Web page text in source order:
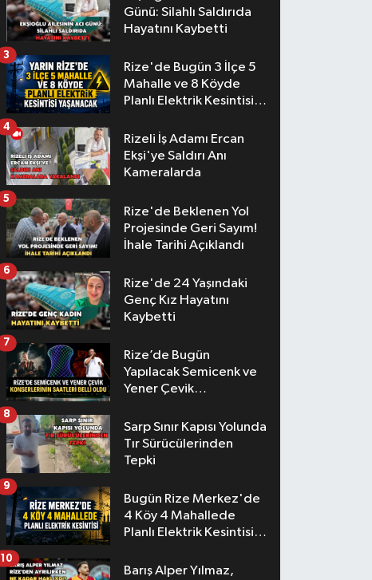
Günü: Silahlı Saldırıda
Hayatını Kaybetti
Rize'de Bugün 3 İlçe 5
Mahalle ve 8 Köyde
Planlı Elektrik Kesintisi
3
Rizeli İş Adamı Ercan
Ekşi'ye Saldırı Anı
Kameralarda
4
Rize'de Beklenen Yol
Projesinde Geri Sayım!
İhale Tarihi Açıklandı
5
Rize'de 24 Yaşındaki
Genç Kız Hayatını
Kaybetti
6
Rize’de Bugün
Yapılacak Semicenk ve
Yener Çevik
Belli Oldu
7
Sarp Sınır Kapısı Yolunda
Tır Sürücülerinden
Tepki
8
Bugün Rize Merkez'de
4 Köy 4 Mahallede
Planlı Elektrik Kesintisi
9
Barış Alper Yılmaz,
10